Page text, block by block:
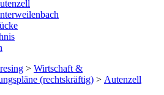
> Wirtschaft &
(rechtskräftig) > Autenzell